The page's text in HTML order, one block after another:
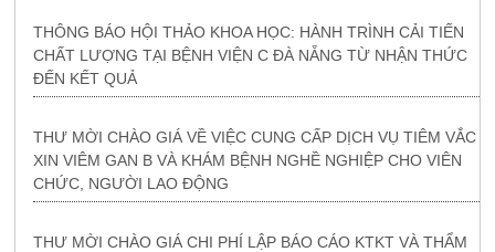
THÔNG BÁO HỘI THẢO KHOA HỌC: HÀNH TRÌNH CẢI TIẾN
CHẤT LƯỢNG TẠI BỆNH VIỆN C ĐÀ NẴNG TỪ NHẬN THỨC
ĐẾN KẾT QUẢ
THƯ MỜI CHÀO GIÁ VỀ VIỆC CUNG CẤP DỊCH VỤ TIÊM VẮC
XIN VIÊM GAN B VÀ KHÁM BỆNH NGHỀ NGHIỆP CHO VIÊN
CHỨC, NGƯỜI LAO ĐỘNG
THƯ MỜI CHÀO GIÁ CHI PHÍ LẬP BÁO CÁO KTKT VÀ THẨM